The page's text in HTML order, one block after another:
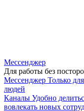
Мессенджер
Для работы без
Мессенджер Только
людей
Каналы Удобно
вовлекать новых